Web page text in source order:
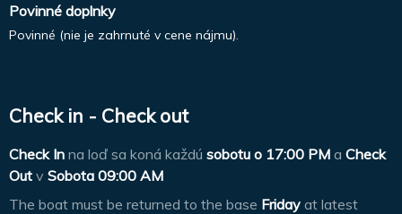
Povinné doplnky
Povinné (nie je zahrnuté v cene nájmu).
Check in - Check out
Check In na loď sa koná každú sobotu o 17:00 PM a Check
Out v Sobota 09:00 AM
The boat must be returned to the base Friday at latest